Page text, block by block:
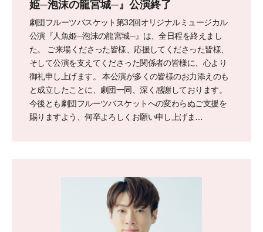
姫─泡沫の龍宮城─』公演終了
劇団フルーツバスケット第32回オリジナルミュージカル
公演『人魚姫─泡沫の龍宮城─』は、全日程を終えまし
た。 ご来場くださった皆様、応援してくださった皆様、
そして公演を支えてくださった関係者の皆様に、心より
御礼申し上げます。 本公演が多くの皆様のお力添えのも
と成立したことに、劇団一同、深く感謝しております。
今後とも劇団フルーツバスケットへの変わらぬご支援を
賜りますよう、何卒よろしくお願い申し上げま…